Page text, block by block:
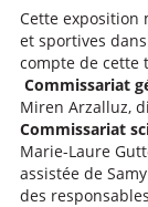
Cette exposition
et sportives
compte de cette
Commissariat
Miren Arzalluz,
Commissariat
Marie-Laure
assistée de
des